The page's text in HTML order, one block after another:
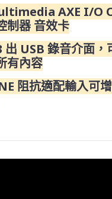
AXE I/O
制器 音效卡
出 USB 錄音介面，
有內容
阻抗適配輸入可